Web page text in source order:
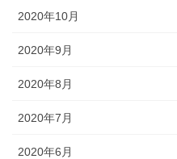
2020年10月
2020年9月
2020年8月
2020年7月
2020年6月